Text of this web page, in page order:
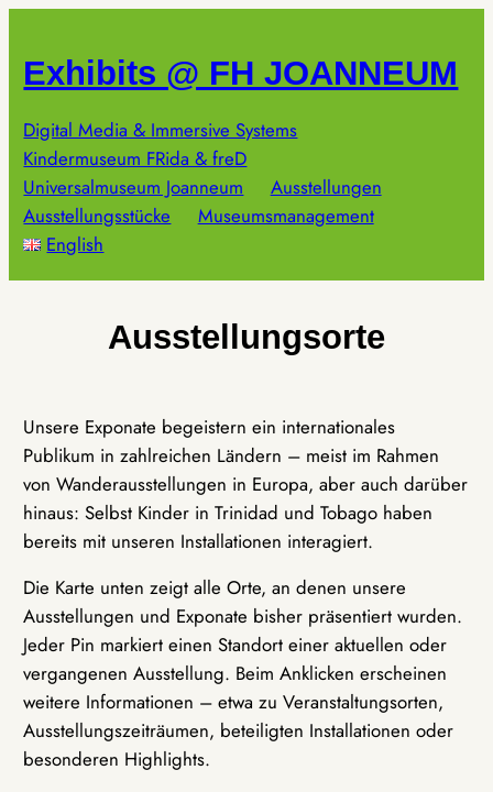
springen
Exhibits @ FH JOANNEUM
Digital Media & Immersive Systems
Kindermuseum FRida & freD
Universalmuseum Joanneum
Ausstellungen
Ausstellungsstücke
Museumsmanagement
English
Ausstellungsorte
Unsere Exponate begeistern ein internationales
Publikum in zahlreichen Ländern – meist im Rahmen
von Wanderausstellungen in Europa, aber auch darüber
hinaus: Selbst Kinder in Trinidad und Tobago haben
bereits mit unseren Installationen interagiert.
Die Karte unten zeigt alle Orte, an denen unsere
Ausstellungen und Exponate bisher präsentiert wurden.
Jeder Pin markiert einen Standort einer aktuellen oder
vergangenen Ausstellung. Beim Anklicken erscheinen
weitere Informationen – etwa zu Veranstaltungsorten,
Ausstellungszeiträumen, beteiligten Installationen oder
besonderen Highlights.